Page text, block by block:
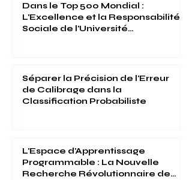
Dans le Top 500 Mondial :
L'Excellence et la Responsabilité
Sociale de l'Université
Séparer la Précision de l'Erreur
de Calibrage dans la
Classification Probabiliste
L'Espace d'Apprentissage
Programmable : La Nouvelle
Recherche Révolutionnaire de